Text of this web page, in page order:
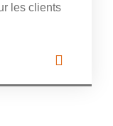
les clients